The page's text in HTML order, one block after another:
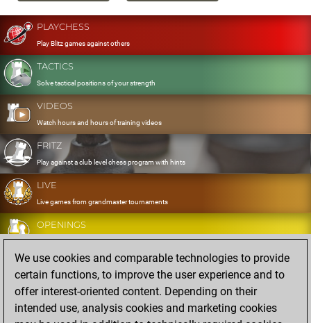
PLAYCHESS
Play Blitz games against others
TACTICS
Solve tactical positions of your strength
VIDEOS
Watch hours and hours of training videos
FRITZ
Play against a club level chess program with hints
LIVE
Live games from grandmaster tournaments
OPENINGS
Develop and exercise your openings
DATABASE
Eight million strong games
MYGAMES
Store and analyse your own games in the cloud
We use cookies and comparable technologies to provide
certain functions, to improve the user experience and to
offer interest-oriented content. Depending on their
intended use, analysis cookies and marketing cookies